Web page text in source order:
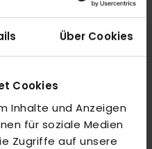
Über Cookies
Cookies
Inhalte und Anzeigen
für soziale Medien
Zugriffe auf unsere